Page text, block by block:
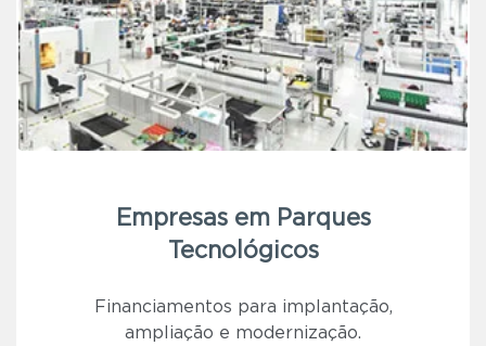
Empresas em Parques
Tecnológicos
Financiamentos para implantação,
ampliação e modernização.